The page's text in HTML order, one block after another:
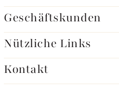
Geschäftskunden
Nützliche Links
Kontakt